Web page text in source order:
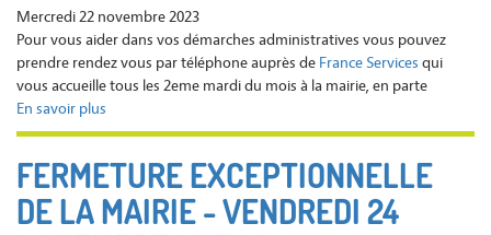
2023
Mercredi 22 novembre 2023
Pour vous aider dans vos démarches administratives vous pouvez
prendre rendez vous par téléphone auprès de France Services qui
vous accueille tous les 2eme mardi du mois à la mairie, en parte
En savoir plus
PERMANENCE
SERVICES
12
DECEMBRE
FERMETURE EXCEPTIONNELLE
DE LA MAIRIE - VENDREDI 24